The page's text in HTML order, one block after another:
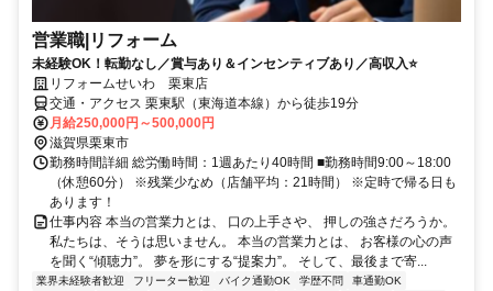
営業職|リフォーム
未経験OK！転勤なし／賞与あり＆インセンティブあり／高収入⭐
リフォームせいわ 栗東店
交通・アクセス 栗東駅（東海道本線）から徒歩19分
月給250,000円～500,000円
滋賀県栗東市
勤務時間詳細 総労働時間：1週あたり40時間 ■勤務時間9:00～18:00
（休憩60分） ※残業少なめ（店舗平均：21時間） ※定時で帰る日も
あります！
仕事内容 本当の営業力とは、 口の上手さや、 押しの強さだろうか。
私たちは、そうは思いません。 本当の営業力とは、 お客様の心の声
を聞く“傾聴力”。 夢を形にする“提案力”。 そして、最後まで寄...
業界未経験者歓迎 フリーター歓迎 バイク通勤OK 学歴不問
車通勤OK